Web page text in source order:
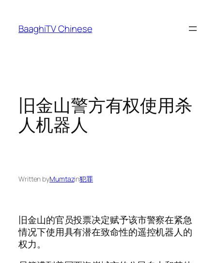
content
BaaghiTV Chinese
旧金山警方有权使用杀
人机器人
Written byMumtazin犯罪
旧金山的官员投票决定赋予该市警察在紧急
情况下使用具有潜在致命性的遥控机器人的
权力。